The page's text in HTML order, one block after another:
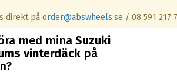
direkt på order@abswheels.se / 08 591 217
med mina Suzuki
vinterdäckpå